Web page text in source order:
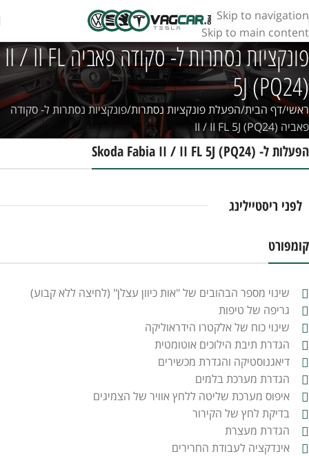
Skip to navigation
Skip to main content
פונקציות נסתרות ל- סקודה פאביה II / II FL
5J (PQ24)
ראשי דף הבית הפעלת פונקציות נסתרות פונקציות נסתרות ל- סקודה
פאביה II / II FL 5J (PQ24)
הפעלות ל- Skoda Fabia II / II FL 5J (PQ24)
לפני ריסטיילינג
קומפורט
שינוי מספר הבהובים של "אות כיוון עצלן" (לחיצה ללא קבוע)
גריפה של טיפות
שינוי כוח של אלקטרו הידראוליקה
הגדרת תיבת הילוכים אוטומטית
דיאגנוסטיקה והגדרת מכשירים
הגדרת מערכת בלמים
איפוס מערכת שליטה ללחץ אוויר של הצמיגים
בדיקת לחץ של הקירור
הגדרת מעצרת
אינדקציה לעבודת החרירים